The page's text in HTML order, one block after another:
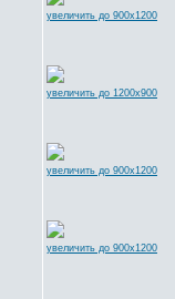
увеличить до 900x1200
увеличить до 1200x900
увеличить до 900x1200
увеличить до 900x1200